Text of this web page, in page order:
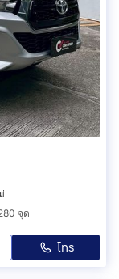
จุด
โทร